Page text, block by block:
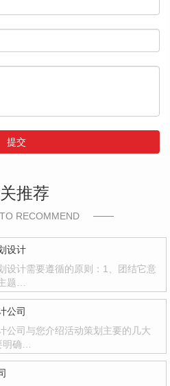
提交
推荐
RECOMMEND
设计
设计需要遵循的原则：1、团结它意
题…
公司
公司与您介绍活动策划主要的几大
确…